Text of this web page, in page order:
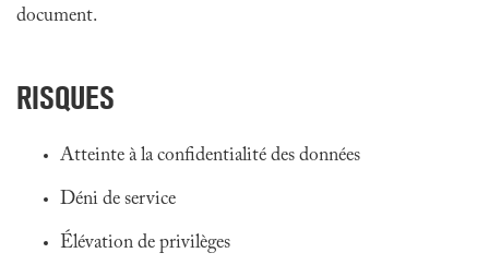
document.
RISQUES
Atteinte à la confidentialité des données
Déni de service
Élévation de privilèges